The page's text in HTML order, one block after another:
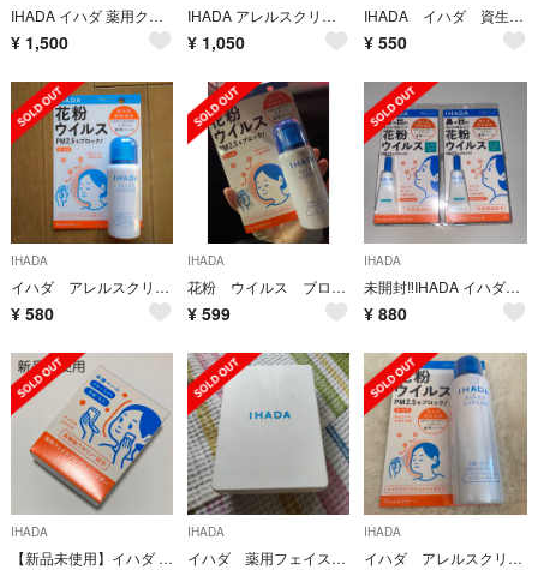
IHADA イハダ 薬用クリアローション 化粧水
¥ 1,500
IHADA アレルスクリーン EX 50g 2個
¥ 1,050
IHADA イハダ 資生堂 アレルスクリーン 未使用未開封 50g
¥ 550
IHADA
イハダ アレルスクリーン EX 50g 花粉スプレー
¥ 580
IHADA
花粉 ウイルス ブロック IHADA スプレー イハダ
¥ 599
IHADA
未開封‼️IHADA イハダ アレルスクリーンジェル クールEX ２個セット
¥ 880
IHADA
【新品未使用】イハダ 薬用フェイスプロテクトパウダー(9g)
IHADA
イハダ 薬用フェイスプロテクトパウダー
IHADA
イハダ アレルスクリーンEX 100g 未開封